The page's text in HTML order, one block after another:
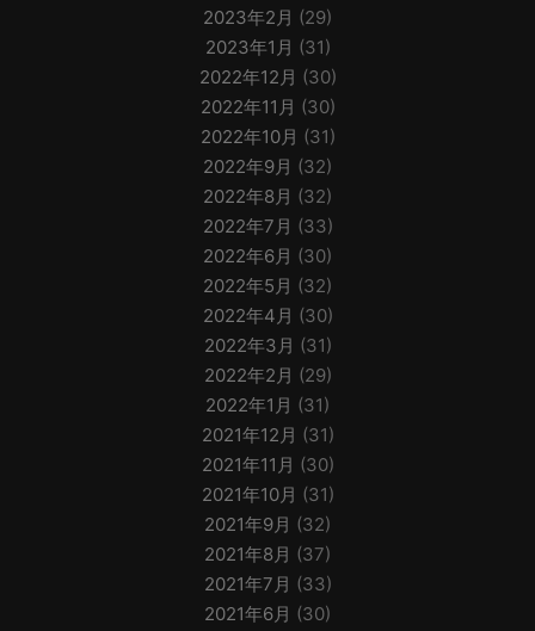
2023年2月 (29)
2023年1月 (31)
2022年12月 (30)
2022年11月 (30)
2022年10月 (31)
2022年9月 (32)
2022年8月 (32)
2022年7月 (33)
2022年6月 (30)
2022年5月 (32)
2022年4月 (30)
2022年3月 (31)
2022年2月 (29)
2022年1月 (31)
2021年12月 (31)
2021年11月 (30)
2021年10月 (31)
2021年9月 (32)
2021年8月 (37)
2021年7月 (33)
2021年6月 (30)